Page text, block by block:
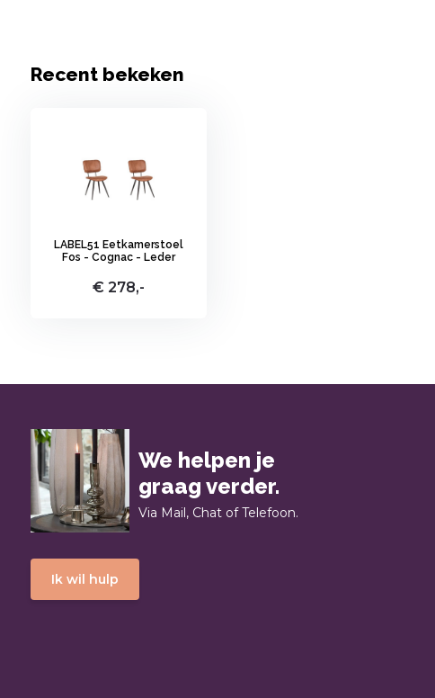
Recent bekeken
LABEL51 Eetkamerstoel
Fos - Cognac - Leder
€ 278,-
We helpen je
graag verder.
Via Mail, Chat of Telefoon.
Ik wil hulp